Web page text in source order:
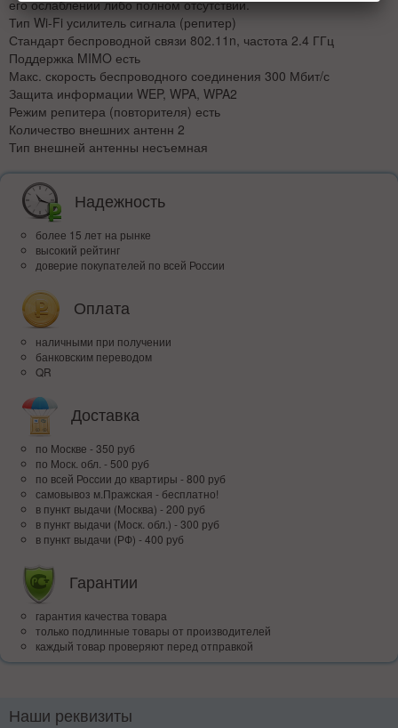
его ослаблении либо полном отсутствии.
Тип Wi-Fi усилитель сигнала (репитер)
Стандарт беспроводной связи 802.11n, частота 2.4 ГГц
Поддержка MIMO есть
Макс. скорость беспроводного соединения 300 Мбит/с
Защита информации WEP, WPA, WPA2
Режим репитера (повторителя) есть
Количество внешних антенн 2
Тип внешней антенны несъемная
Надежность
более 15 лет на рынке
высокий рейтинг
доверие покупателей по всей России
Оплата
наличными при получении
банковским переводом
QR
Доставка
по Москве - 350 руб
по Моск. обл. - 500 руб
по всей Росcии до квартиры - 800 руб
самовывоз м.Пражская - бесплатно!
в пункт выдачи (Москва) - 200 руб
в пункт выдачи (Моск. обл.) - 300 руб
в пункт выдачи (РФ) - 400 руб
Гарантии
гарантия качества товара
только подлинные товары от производителей
каждый товар проверяют перед отправкой
Наши реквизиты